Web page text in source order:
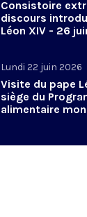
Consistoire
discours
Léon XIV - 26
Lundi 22 juin 2026
Visite du pape
siège du
alimentaire